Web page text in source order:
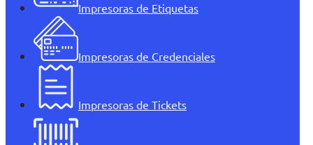
Impresoras de Etiquetas
Impresoras de Credenciales
Impresoras de Tickets